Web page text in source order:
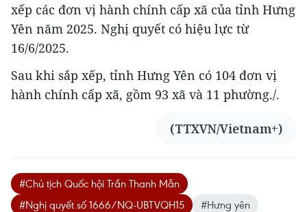
xếp các đơn vị hành chính cấp xã của tỉnh Hưng
Yên năm 2025. Nghị quyết có hiệu lực từ
16/6/2025.
Sau khi sắp xếp, tỉnh Hưng Yên có 104 đơn vị
hành chính cấp xã, gồm 93 xã và 11 phường./.
(TTXVN/Vietnam+)
#Chủ tịch Quốc hội Trần Thanh Mẫn
#Nghị quyết số 1666/NQ-UBTVQH15
#Hưng yên